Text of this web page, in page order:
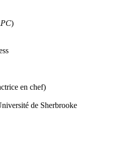
)
en chef)
de Sherbrooke